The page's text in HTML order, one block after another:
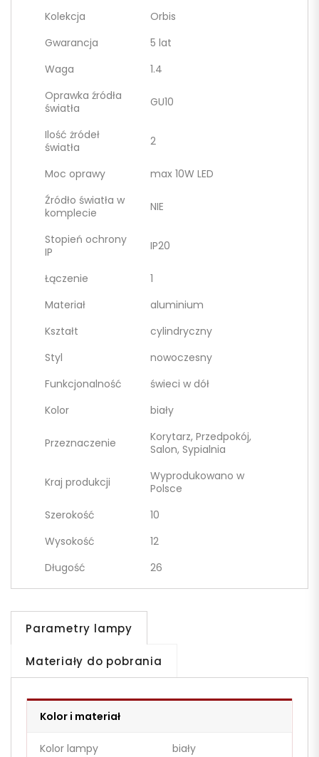
Kolekcja
Orbis
Gwarancja
5 lat
Waga
1.4
Oprawka źródła
światła
GU10
Ilość żródeł
światła
2
Moc oprawy
max 10W LED
Źródło światła w
komplecie
NIE
Stopień ochrony
IP
IP20
Łączenie
1
Materiał
aluminium
Kształt
cylindryczny
Styl
nowoczesny
Funkcjonalność
świeci w dół
Kolor
biały
Przeznaczenie
Korytarz, Przedpokój,
Salon, Sypialnia
Kraj produkcji
Wyprodukowano w
Polsce
Szerokość
10
Wysokość
12
Długość
26
Parametry lampy
Materiały do pobrania
Kolor i materiał
Kolor lampy biały